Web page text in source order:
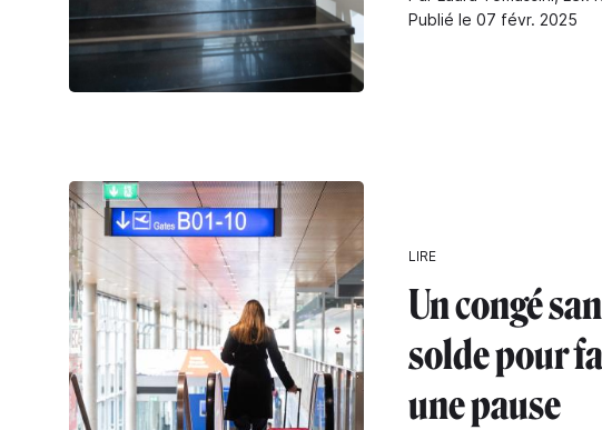
Publié le 07 févr. 2025
LIRE
Un congé
solde pour
une pause